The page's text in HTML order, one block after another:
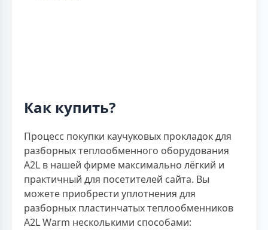
Как купить?
Процесс покупки каучуковых прокладок для
разборных теплообменного оборудования
A2L в нашей фирме максимально лёгкий и
практичный для посетителей сайта. Вы
можете приобрести уплотнения для
разборных пластинчатых теплообменников
A2L Warm несколькими способами: